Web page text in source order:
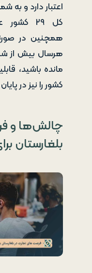
اعتبار دارد و به
کل ۲۹
هرسال بیش از
مانده باشید،
کشور را نیز در
چالش‌ها و
بلغارستان